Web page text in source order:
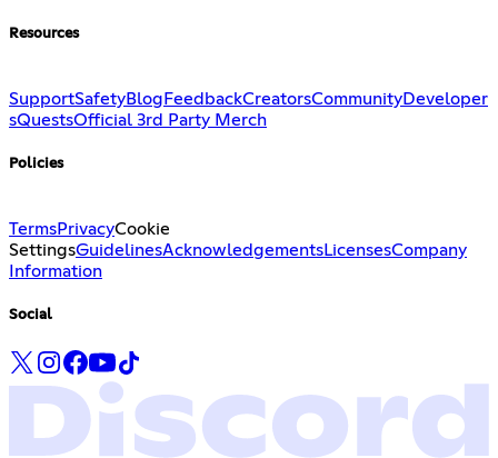
Resources
SupportSafetyBlog FeedbackCreatorsCommunityDeveloper
sQuestsOfficial 3rd Party Merch
Policies
TermsPrivacyCookie
SettingsGuidelinesAcknowledgementsLicensesCompany
Information
Social